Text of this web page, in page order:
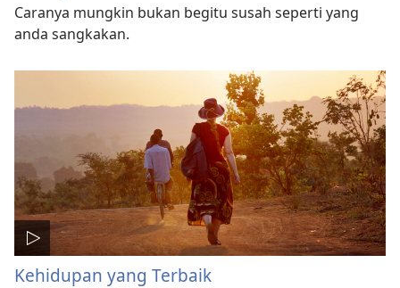
Caranya mungkin bukan begitu susah seperti yang
anda sangkakan.
Kehidupan yang Terbaik